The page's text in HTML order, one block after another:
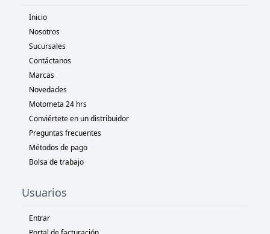
Inicio
Nosotros
Sucursales
Contáctanos
Marcas
Novedades
Motometa 24 hrs
Conviértete en un distribuidor
Preguntas frecuentes
Métodos de pago
Bolsa de trabajo
Usuarios
Entrar